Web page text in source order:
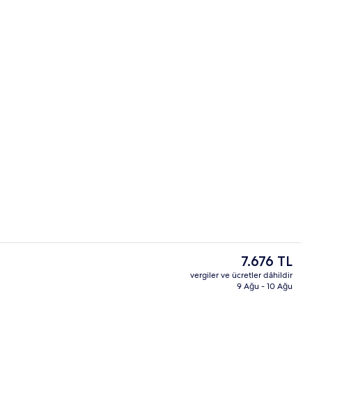
Şu
anki
fiyat
7.676 TL
vergiler ve ücretler dâhildir
9 Ağu - 10 Ağu